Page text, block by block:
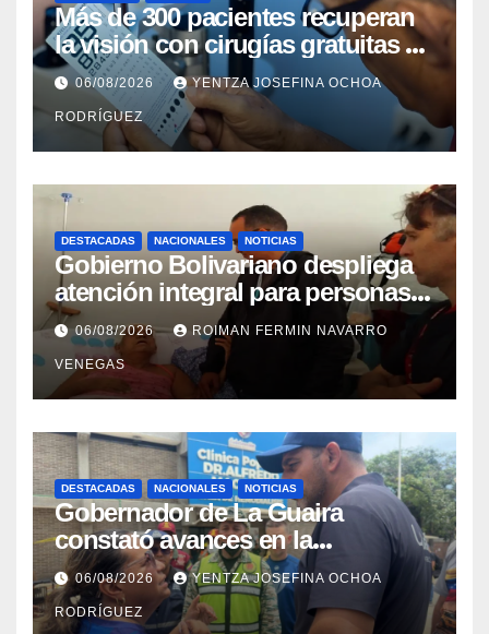
Más de 300 pacientes recuperan
la visión con cirugías gratuitas de
cataratas en Zulia
06/08/2026 YENTZA JOSEFINA OCHOA
RODRÍGUEZ
DESTACADAS NACIONALES NOTICIAS
Gobierno Bolivariano despliega
atención integral para personas
con discapacidad en
campamentos de La Guaira
06/08/2026 ROIMAN FERMIN NAVARRO
VENEGAS
DESTACADAS NACIONALES NOTICIAS
Gobernador de La Guaira
constató avances en la
rehabilitación del Hospitalito de
Catia la Mar
06/08/2026 YENTZA JOSEFINA OCHOA
RODRÍGUEZ